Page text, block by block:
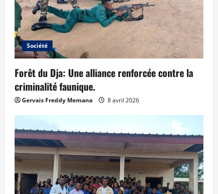
Société
Forêt du Dja: Une alliance renforcée contre la
criminalité faunique.
Gervais Freddy Memana 8 avril 2026